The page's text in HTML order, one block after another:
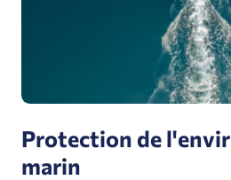
Protection de
marin